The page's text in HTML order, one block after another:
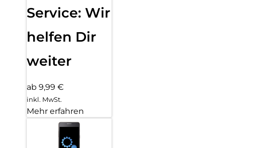
Service: Wir
helfen Dir
weiter
ab 9,99 €
inkl. MwSt.
Mehr erfahren